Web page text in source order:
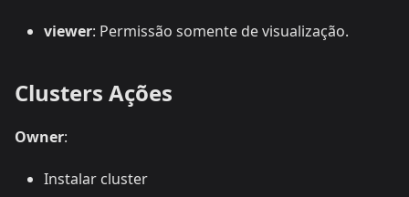
viewer: Permissão somente de visualização.
Clusters Ações
Owner:
Instalar cluster